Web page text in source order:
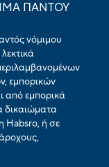
ΠΑΝΤΟΥ
νόμιμου
εμπορικών
από εμπορικά
δικαιώματα
Habsro, ή σε